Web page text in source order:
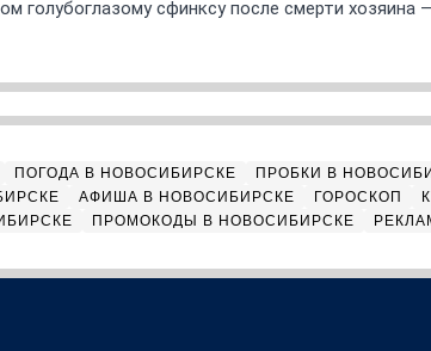
голубоглазому сфинксу после смерти хозяина
ПОГОДА В НОВОСИБИРСКЕ ПРОБКИ В
АФИША В НОВОСИБИРСКЕ ГОРОСКОП
ПРОМОКОДЫ В НОВОСИБИРСКЕ